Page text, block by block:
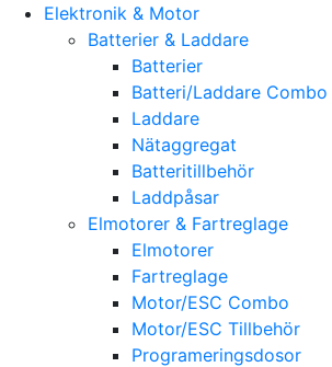
Elektronik & Motor
Batterier & Laddare
Batterier
Batteri/Laddare Combo
Laddare
Nätaggregat
Batteritillbehör
Laddpåsar
Elmotorer & Fartreglage
Elmotorer
Fartreglage
Motor/ESC Combo
Motor/ESC Tillbehör
Programeringsdosor